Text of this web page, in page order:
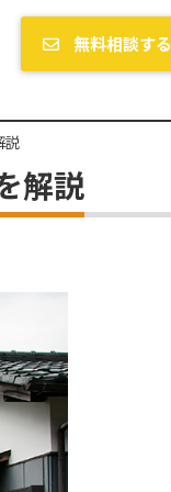
無料相談する
説
解説